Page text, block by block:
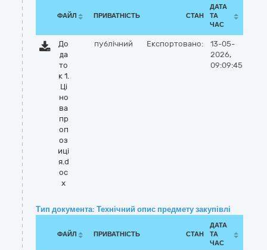
ФАЙЛ ПРИВАТНІСТЬ СТАН
ДАТА
ТА
ЧАС
До
да
то
к 1.
Ці
но
ва
пр
оп
оз
иці
я.d
oc
x
публічний Експортовано:
13-05-
2026,
09:09:45
Тип документа: Технічний опис предмету закупівлі
ФАЙЛ ПРИВАТНІСТЬ СТАН
ДАТА
ТА
ЧАС